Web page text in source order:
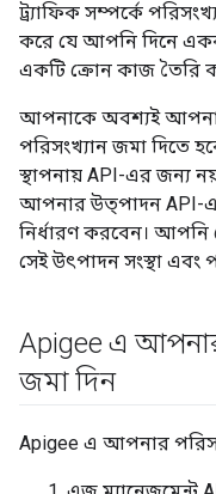
ট্র্যাফিক সম্পর্কে
করে যে আপনি দিনে
একটি ক্রোন কাজ তৈরি
আপনাকে অবশ্যই
পরিসংখ্যান জমা দিতে
স্থাপনায় API-এর জন্য
আপনার উত্পাদন API-এর
নির্ধারণ করবেন। আপনি
সেই উৎপাদন সংস্থা এবং
Apigee এ আপনার
জমা দিন
Apigee এ আপনার